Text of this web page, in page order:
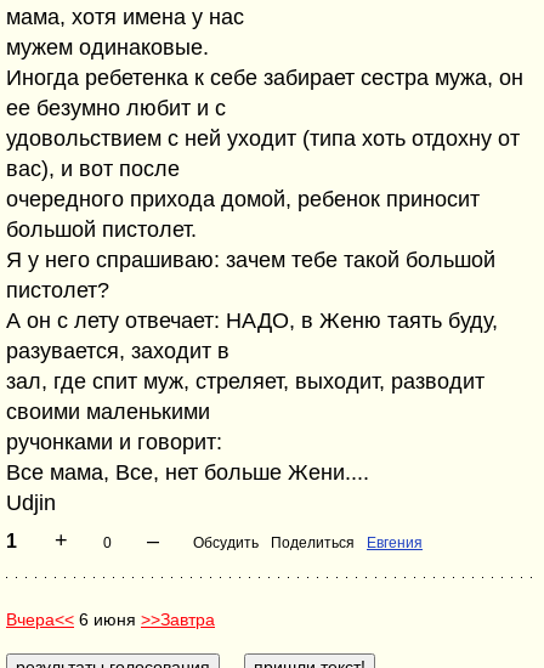
мама, хотя имена у нас
мужем одинаковые.
Иногда ребетенка к себе забирает сестра мужа, он
ее безумно любит и с
удовольствием с ней уходит (типа хоть отдохну от
вас), и вот после
очередного прихода домой, ребенок приносит
большой пистолет.
Я у него спрашиваю: зачем тебе такой большой
пистолет?
А он с лету отвечает: НАДО, в Женю таять буду,
разувается, заходит в
зал, где спит муж, стреляет, выходит, разводит
своими маленькими
ручонками и говорит:
Все мама, Все, нет больше Жени....
Udjin
1 + 0 – Обсудить Поделиться Евгения
Вчера<< 6 июня >>Завтра